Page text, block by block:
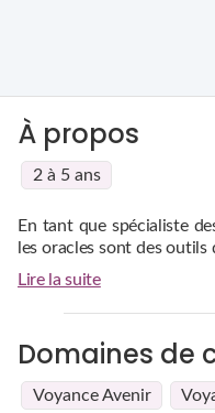
À propos
2 à 5 ans
En tant que spécialiste
les oracles sont des
prise de décision, à la
offrir des perspectives
Ils sont souvent
qui permettent de
mystiques. Chaque
Lire la suite
Domaines de
Voyance Avenir